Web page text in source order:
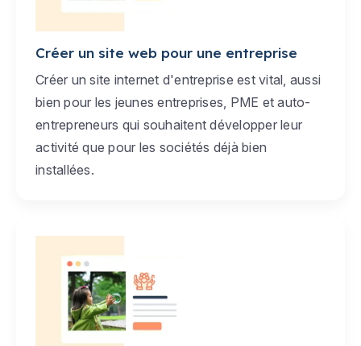
Créer un site web pour une entreprise
Créer un site internet d'entreprise est vital, aussi
bien pour les jeunes entreprises, PME et auto-
entrepreneurs qui souhaitent développer leur
activité que pour les sociétés déjà bien
installées.